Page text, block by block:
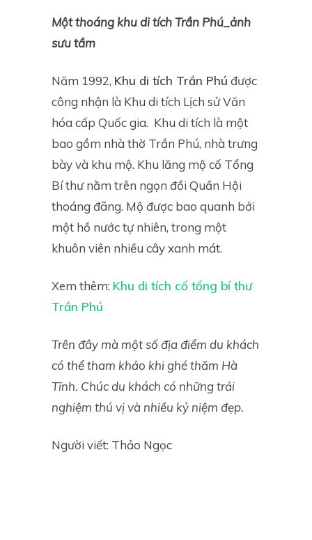
Một thoáng khu di tích Trần Phú_ảnh
sưu tầm
Năm 1992, Khu di tích Trần Phú được
công nhận là Khu di tích Lịch sử Văn
hóa cấp Quốc gia. Khu di tích là một
bao gồm nhà thờ Trần Phú, nhà trưng
bày và khu mộ. Khu lăng mộ cố Tổng
Bí thư nằm trên ngọn đồi Quần Hội
thoáng đãng. Mộ được bao quanh bởi
một hồ nước tự nhiên, trong một
khuôn viên nhiều cây xanh mát.
Xem thêm: Khu di tích cố tổng bí thư
Trần Phú
Trên đây mà một số địa điểm du khách
có thể tham khảo khi ghé thăm Hà
Tĩnh. Chúc du khách có những trải
nghiệm thú vị và nhiều kỷ niệm đẹp.
Người viết: Thảo Ngọc